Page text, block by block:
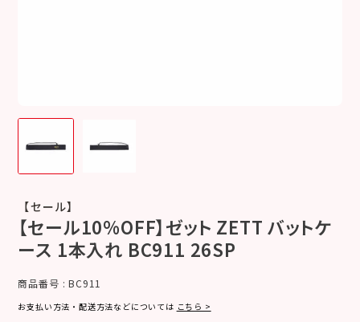
【セール】
【セール10%OFF】ゼット ZETT バットケ
ース 1本入れ BC911 26SP
商品番号 BC911
お支払い方法・配送方法などについては こちら >